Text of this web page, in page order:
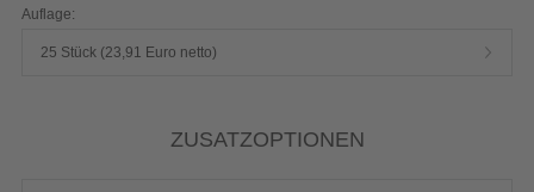
Auflage:
25 Stück (23,91 Euro netto)
ZUSATZOPTIONEN